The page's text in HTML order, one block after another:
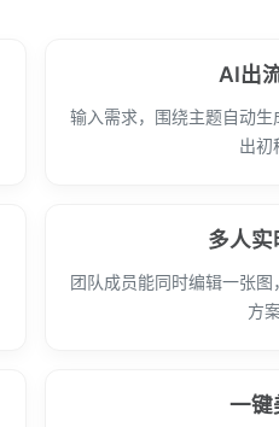
AI出
输入需求，围绕主题自动
出初
多人
团队成员能同时编辑一张
方案
一键